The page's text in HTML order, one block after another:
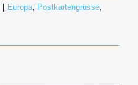
| Europa Postkartengrüsse